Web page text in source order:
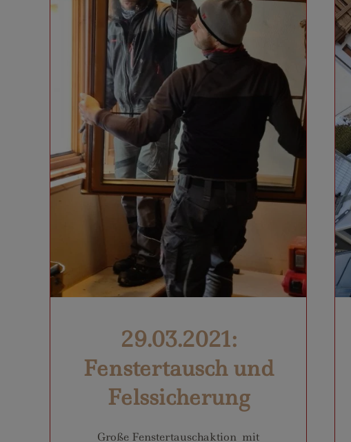
29.03.2021:
Fenstertausch und
Felssicherung
Große Fenstertauschaktion mit